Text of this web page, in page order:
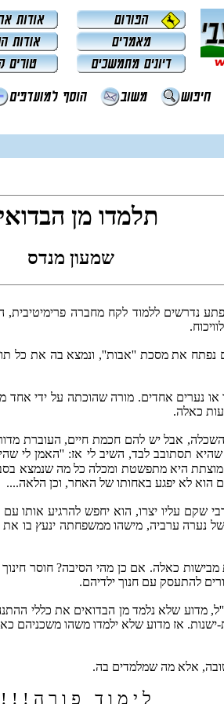
תלמדו מן
שמעון מנדס
נדרשים ללמוד לקח מחברה
נפתח את מסכת ''אבות'', ונמצא בה את כל
או נערים אחדים. מורה שהוכתה על ידי
כאלה.
אבל יש להם חכמת חיים, העוברת
תסתובב לבד, השיב לי אז: ''האמן לי
מוצתת היא מתפשטת ומכלה כל מה שנמצא
הוא לא יפגע באחותו של האחר, וכן הלאה....
שקם עליו יצרו, הוא יחפש להרגיע אותו
של נערה ערביה, מישהו ממשפחתה ינעץ
כאלה. אם כן מהי הסיבה? חוסר
להתעסק עם חנוך ילדיהם.
מדוע שלא נלמד מן הבדואים את כללי
ישנות. אז מדוע שלא ילמדו משהו משכניהם
אלא מה שמלמדים בה.
ל י מ ו ד פ ו ר ה ! !